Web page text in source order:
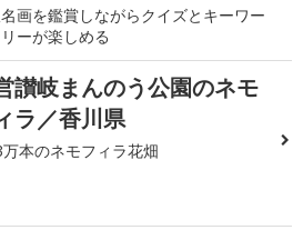
画を鑑賞しながらクイズとキーワー
リーが楽しめる
讃岐まんのう公園のネモ
ラ／香川県
本のネモフィラ花畑